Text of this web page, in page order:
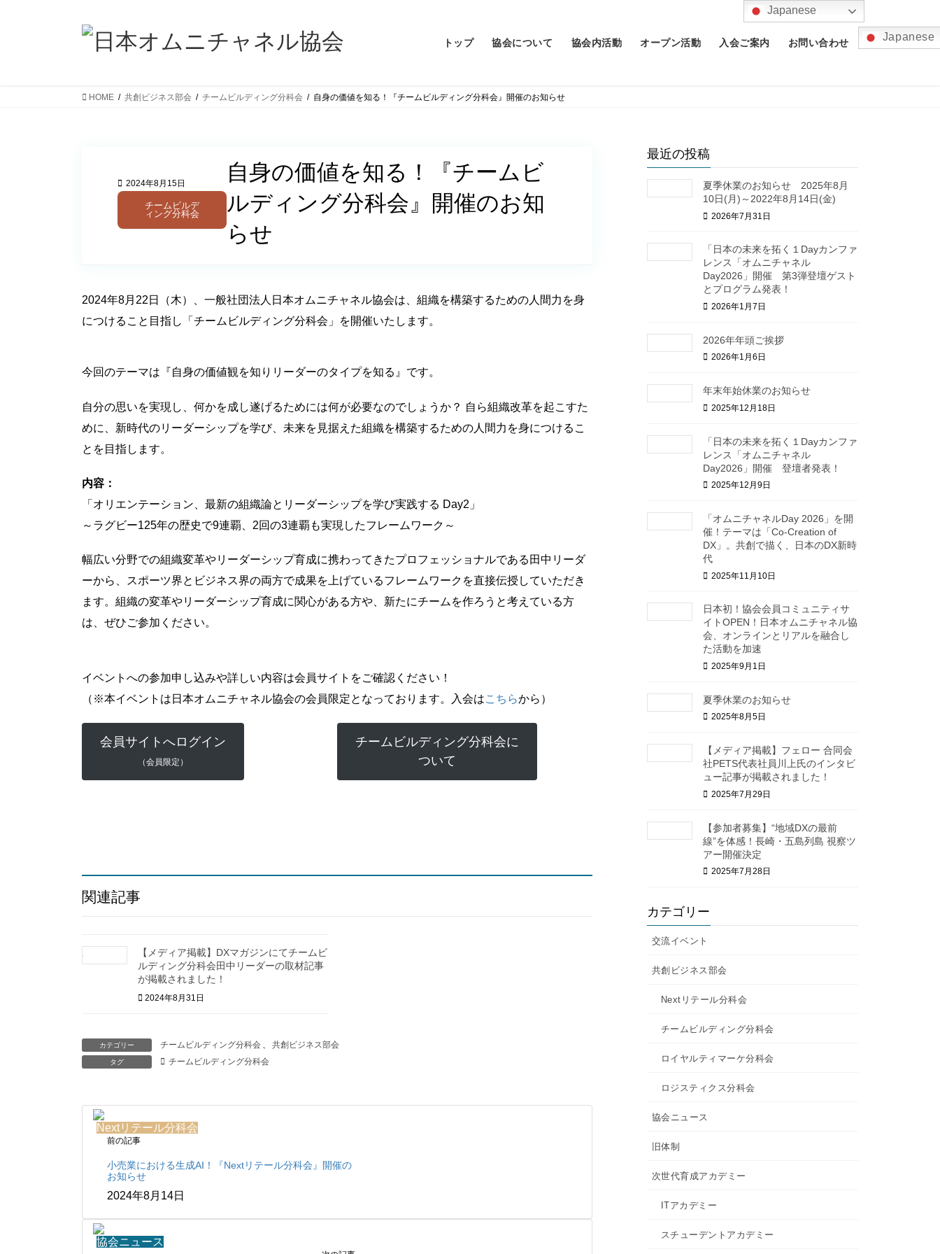
トップ 協会について 協会内活動 オープン活動
女性活躍アカデミー
セカンドライフアカデミー
入会ご案内 お問い合わせ Japanese
HOME 共創ビジネス部会 チームビルディング分科会 自身の価値を知る！『チームビルディング分科会』開催のお知らせ
2024年8月15日
チームビルデ
ィング分科会
自身の価値を知る！『チームビ
ルディング分科会』開催のお知
らせ
2024年8月22日（木）、一般社団法人日本オムニチャネル協会は、組織を構築するための人間力を身
につけること目指し「チームビルディング分科会」を開催いたします。
今回のテーマは『自身の価値観を知りリーダーのタイプを知る』です。
自分の思いを実現し、何かを成し遂げるためには何が必要なのでしょうか？ 自ら組織改革を起こすた
めに、新時代のリーダーシップを学び、未来を見据えた組織を構築するための人間力を身につけるこ
とを目指します。
内容：
「オリエンテーション、最新の組織論とリーダーシップを学び実践する Day2」
～ラグビー125年の歴史で9連覇、2回の3連覇も実現したフレームワーク～
幅広い分野での組織変革やリーダーシップ育成に携わってきたプロフェッショナルである田中リーダ
ーから、スポーツ界とビジネス界の両方で成果を上げているフレームワークを直接伝授していただき
ます。組織の変革やリーダーシップ育成に関心がある方や、新たにチームを作ろうと考えている方
は、ぜひご参加ください。
イベントへの参加申し込みや詳しい内容は会員サイトをご確認ください！
（※本イベントは日本オムニチャネル協会の会員限定となっております。入会はこちらから）
会員サイトへログイン
（会員限定）
チームビルディング分科会に
ついて
関連記事
【メディア掲載】DXマガジンにてチームビ
ルディング分科会田中リーダーの取材記事
が掲載されました！
2024年8月31日
カテゴリー チームビルディング分科会 、 共創ビジネス部会
タグ チームビルディング分科会
Nextリテール分科会
前の記事
小売業における生成AI！『Nextリテール分科会』開催の
お知らせ
2024年8月14日
協会ニュース
最近の投稿
夏季休業のお知らせ 2025年8月
10日(月)～2022年8月14日(金)
2026年7月31日
「日本の未来を拓く１Dayカンファ
レンス「オムニチャネル
Day2026」開催 第3弾登壇ゲスト
とプログラム発表！
2026年1月7日
2026年年頭ご挨拶
2026年1月6日
年末年始休業のお知らせ
2025年12月18日
「日本の未来を拓く１Dayカンファ
レンス「オムニチャネル
Day2026」開催 登壇者発表！
2025年12月9日
「オムニチャネルDay 2026」を開
催！テーマは「Co-Creation of
DX」。共創で描く、日本のDX新時
代
2025年11月10日
日本初！協会会員コミュニティサ
イトOPEN！日本オムニチャネル協
会、オンラインとリアルを融合し
た活動を加速
2025年9月1日
夏季休業のお知らせ
2025年8月5日
【メディア掲載】フェロー 合同会
社PETS代表社員川上氏のインタビ
ュー記事が掲載されました！
2025年7月29日
【参加者募集】“地域DXの最前
線”を体感！長崎・五島列島 視察ツ
アー開催決定
2025年7月28日
カテゴリー
交流イベント
共創ビジネス部会
Nextリテール分科会
チームビルディング分科会
ロイヤルティマーケ分科会
ロジスティクス分科会
協会ニュース
旧体制
次世代育成アカデミー
ITアカデミー
スチューデントアカデミー
Japanese